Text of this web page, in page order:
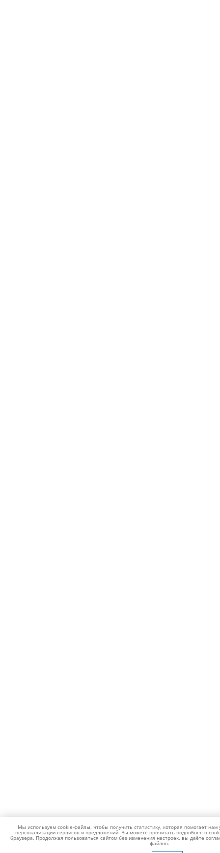
Мы используем cookie-файлы, чтобы получить статистику, которая помогает
персонализации сервисов и предложений. Вы можете прочитать подробнее о
браузера. Продолжая пользоваться сайтом без изменения настроек, вы даёте
файлов.